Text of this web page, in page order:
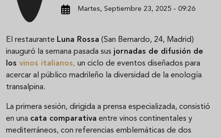
Martes, Septiembre 23, 2025 - 09:26
El restaurante Luna Rossa (San Bernardo, 24, Madrid)
inauguró la semana pasada sus jornadas de difusión de
los vinos italianos, un ciclo de eventos diseñados para
acercar al público madrileño la diversidad de la enología
transalpina.
La primera sesión, dirigida a prensa especializada, consistió
en una cata comparativa entre vinos continentales y
mediterráneos, con referencias emblemáticas de dos